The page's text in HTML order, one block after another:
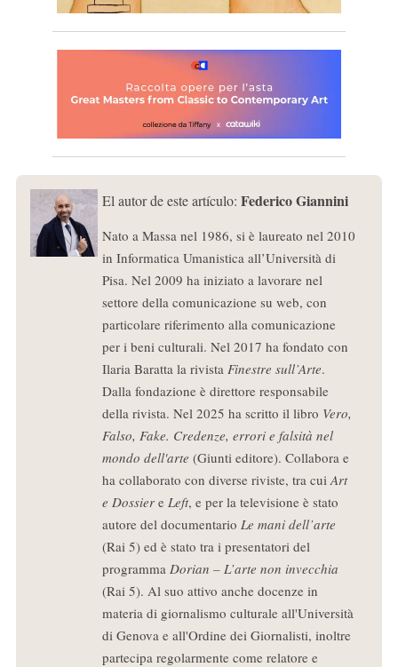
El autor de este artículo: Federico Giannini
Nato a Massa nel 1986, si è laureato nel 2010
in Informatica Umanistica all’Università di
Pisa. Nel 2009 ha iniziato a lavorare nel
settore della comunicazione su web, con
particolare riferimento alla comunicazione
per i beni culturali. Nel 2017 ha fondato con
Ilaria Baratta la rivista Finestre sull’Arte.
Dalla fondazione è direttore responsabile
della rivista. Nel 2025 ha scritto il libro Vero,
Falso, Fake. Credenze, errori e falsità nel
mondo dell'arte (Giunti editore). Collabora e
ha collaborato con diverse riviste, tra cui Art
e Dossiere Left, e per la televisione è stato
autore del documentario Le mani dell’arte
(Rai 5) ed è stato tra i presentatori del
programma Dorian – L’arte non invecchia
(Rai 5). Al suo attivo anche docenze in
materia di giornalismo culturale all'Università
di Genova e all'Ordine dei Giornalisti, inoltre
partecipa regolarmente come relatore e